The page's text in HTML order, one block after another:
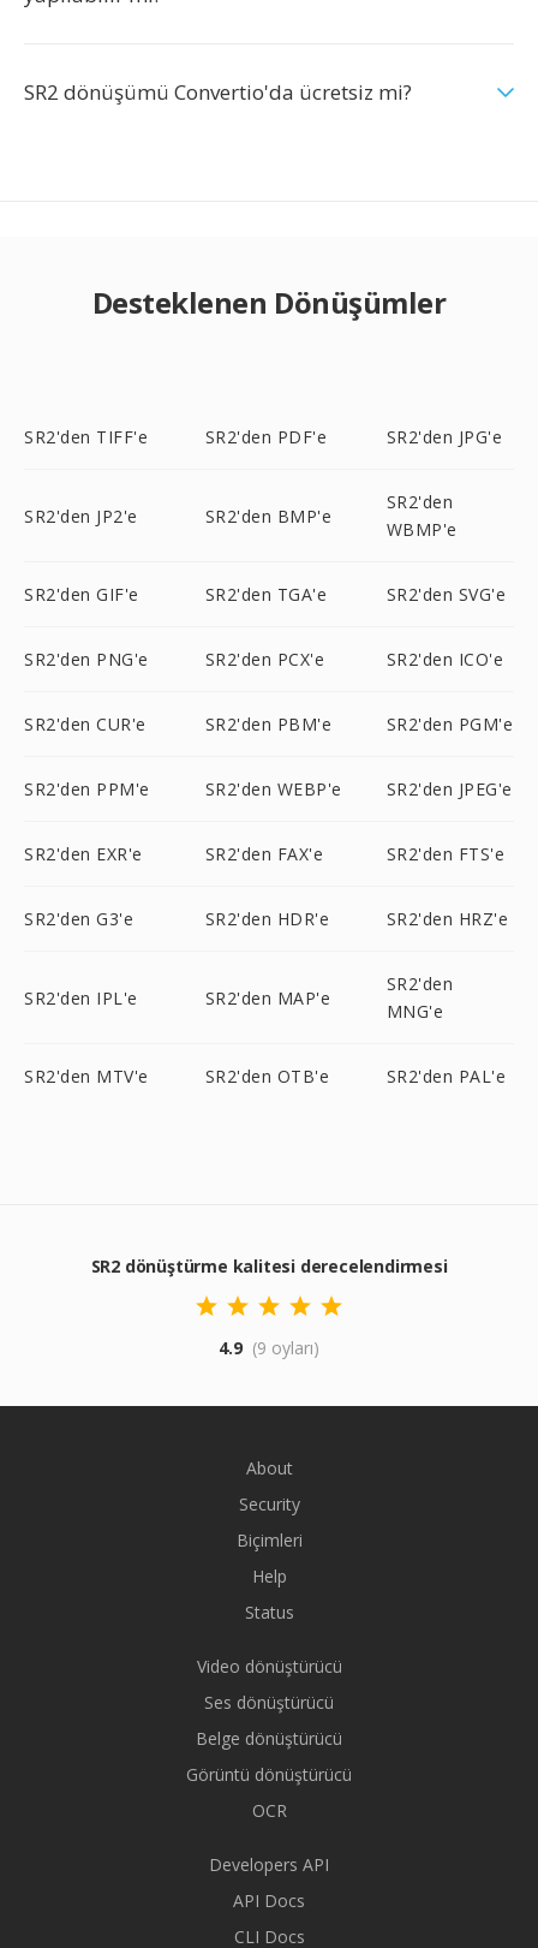
SR2 dönüşümü Convertio'da ücretsiz mi?
Desteklenen Dönüşümler
SR2'den TIFF'e SR2'den PDF'e SR2'den JPG'e
SR2'den JP2'e SR2'den BMP'e
SR2'den
WBMP'e
SR2'den GIF'e SR2'den TGA'e SR2'den SVG'e
SR2'den PNG'e SR2'den PCX'e SR2'den ICO'e
SR2'den CUR'e SR2'den PBM'e SR2'den PGM'e
SR2'den PPM'e SR2'den WEBP'e SR2'den JPEG'e
SR2'den EXR'e SR2'den FAX'e SR2'den FTS'e
SR2'den G3'e SR2'den HDR'e SR2'den HRZ'e
SR2'den IPL'e SR2'den MAP'e
SR2'den
MNG'e
SR2'den MTV'e SR2'den OTB'e SR2'den PAL'e
SR2 dönüştürme kalitesi derecelendirmesi
4.9 (9 oyları)
About
Security
Biçimleri
Help
Status
Video dönüştürücü
Ses dönüştürücü
Belge dönüştürücü
Görüntü dönüştürücü
OCR
Developers API
API Docs
CLI Docs